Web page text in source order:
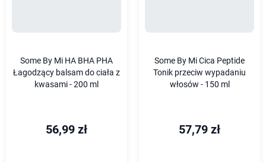
Some By Mi HA BHA PHA
Łagodzący balsam do ciała z
kwasami - 200 ml
56,99 zł
Some By Mi Cica Peptide
Tonik przeciw wypadaniu
włosów - 150 ml
57,79 zł